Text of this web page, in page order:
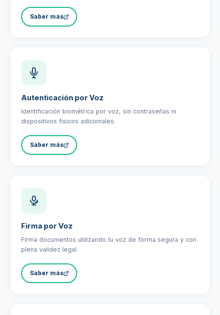
Saber más
Autenticación por Voz
Identificación biométrica por voz, sin contraseñas ni
dispositivos físicos adicionales.
Saber más
Firma por Voz
Firma documentos utilizando tu voz de forma segura y con
plena validez legal.
Saber más